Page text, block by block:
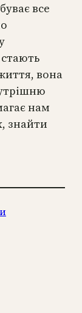
все
стають
вона
нам
знайти